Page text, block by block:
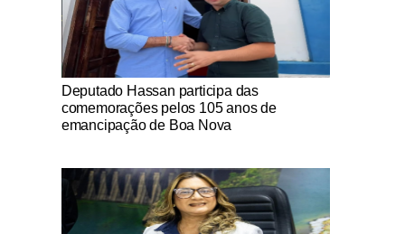
Notícias Católicas
Deputado Hassan participa das
comemorações pelos 105 anos de
emancipação de Boa Nova